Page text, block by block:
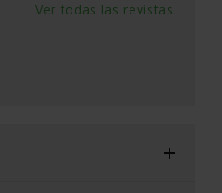
Ver todas las revistas